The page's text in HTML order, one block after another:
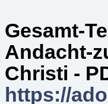
Gesamt-
Andacht-
Christi -
https://